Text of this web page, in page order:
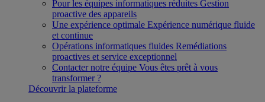
Pour les équipes informatiques réduites Gestion
proactive des appareils
Une expérience optimale Expérience numérique fluide
et continue
Opérations informatiques fluides Remédiations
proactives et service exceptionnel
Contacter notre équipe Vous êtes prêt à vous
transformer ?
Découvrir la plateforme